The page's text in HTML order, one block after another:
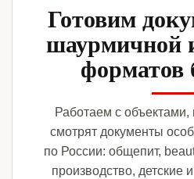
Готовим
шаурмичной
форматов
Работаем с
смотрят документы
по России: общепит,
производство, детские